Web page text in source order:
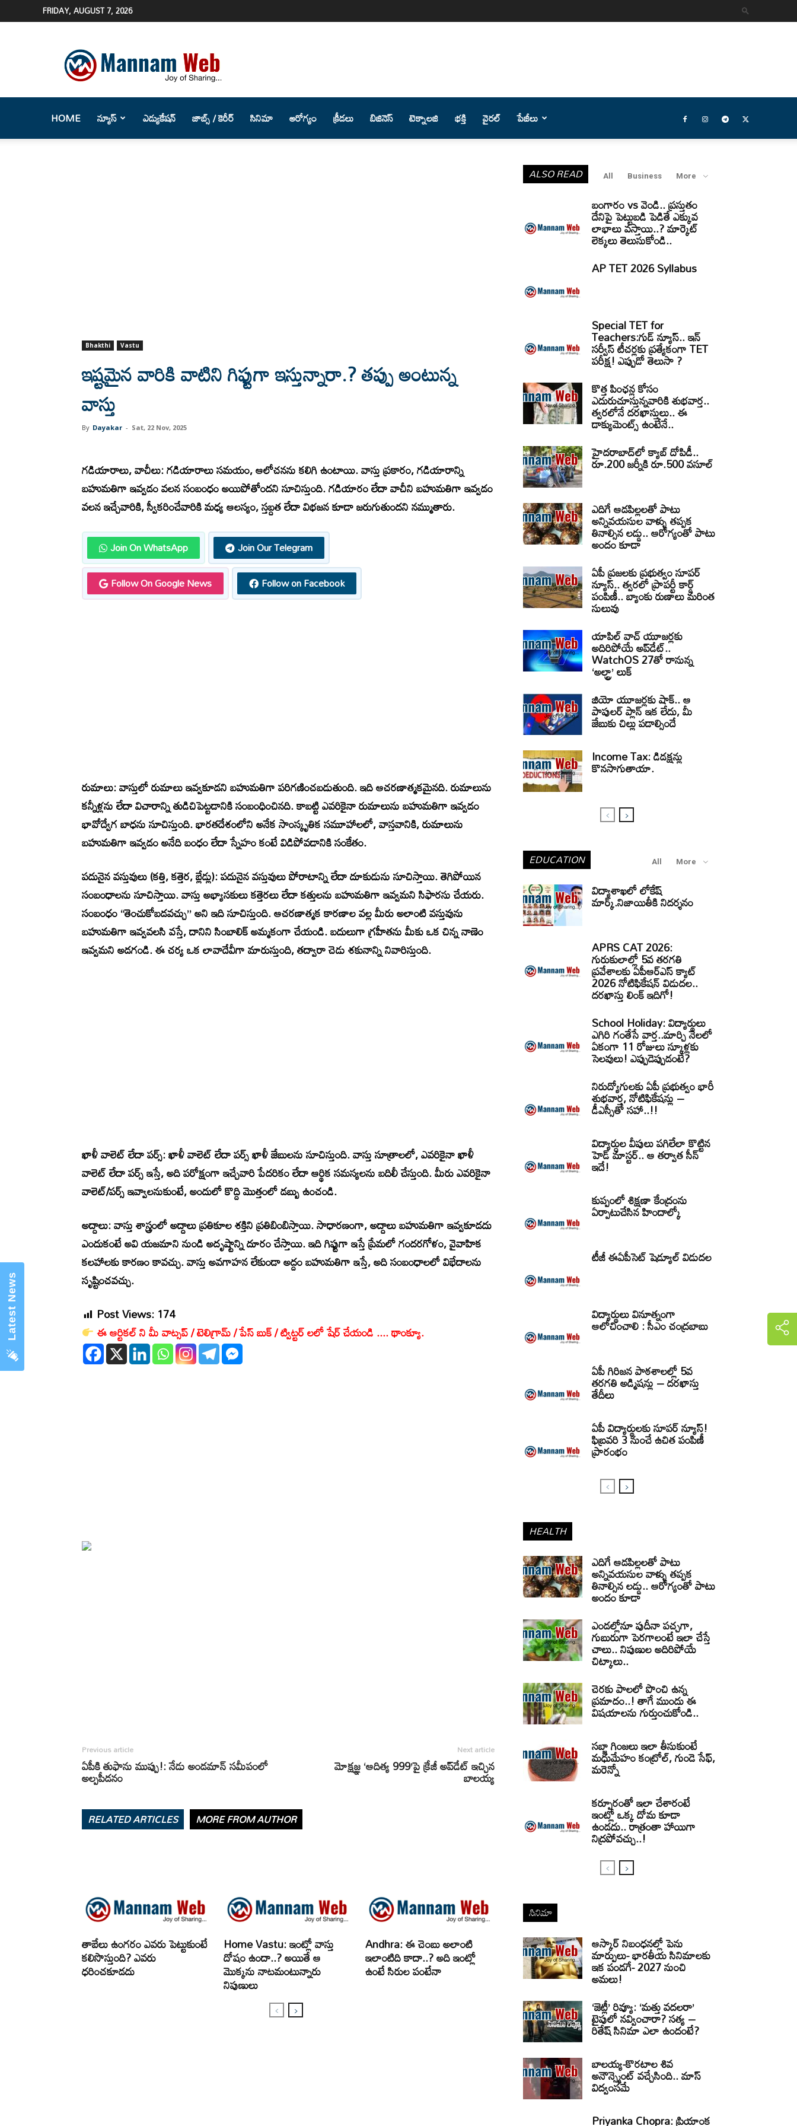
FRIDAY, AUGUST 7, 2026
Web
(మన్నం
News
HOME న్యూస్ ఎడ్యుకేషన్ జాబ్స్ / కెరీర్ సినిమా ఆరోగ్యం క్రీడలు బిజినెస్ టెక్నాలజి భక్తి వైరల్ పేజీలు
Bhakthi Vastu
ఇష్టమైన వారికి వాటిని గిఫ్టుగా ఇస్తున్నారా.? తప్పు అంటున్న
వాస్తు
By Dayakar - Sat, 22 Nov, 2025
గడియారాలు, వాచీలు: గడియారాలు సమయం, ఆలోచనను కలిగి ఉంటాయి. వాస్తు ప్రకారం, గడియారాన్ని
బహుమతిగా ఇవ్వడం వలన సంబంధం అయిపోతోందని సూచిస్తుంది. గడియారం లేదా వాచీని బహుమతిగా ఇవ్వడం
వలన ఇచ్చేవారికి, స్వీకరించేవారికి మధ్య ఆలస్యం, స్తబ్దత లేదా విభజన కూడా జరుగుతుందని నమ్ముతారు.
Join On WhatsApp
Join Our Telegram
Follow On Google News
Follow on Facebook
రుమాలు: వాస్తులో రుమాలు ఇవ్వకూడని బహుమతిగా పరిగణించబడుతుంది. ఇది ఆచరణాత్మకమైనది. రుమాలును
కన్నీళ్లను లేదా విచారాన్ని తుడిచిపెట్టడానికి సంబంధించినది. కాబట్టి ఎవరికైనా రుమాలును బహుమతిగా ఇవ్వడం
భావోద్వేగ బాధను సూచిస్తుంది. భారతదేశంలోని అనేక సాంస్కృతిక సమూహాలలో, వాస్తవానికి, రుమాలును
బహుమతిగా ఇవ్వడం అనేది బంధం లేదా స్నేహం కంటే విడిపోవడానికి సంకేతం.
పదునైన వస్తువులు (కత్తి, కత్తెర, బ్లేడ్లు): పదునైన వస్తువులు పోరాటాన్ని లేదా దూకుడును సూచిస్తాయి. తెగిపోయిన
సంబంధాలను సూచిస్తాయి. వాస్తు అభ్యాసకులు కత్తెరలు లేదా కత్తులను బహుమతిగా ఇవ్వమని సిఫారసు చేయరు.
సంబంధం “తెంచుకోబడవచ్చు” అని ఇది సూచిస్తుంది. ఆచరణాత్మక కారణాల వల్ల మీరు అలాంటి వస్తువును
బహుమతిగా ఇవ్వవలసి వస్తే, దానిని సింబాలిక్ అమ్మకంగా చేయండి. బదులుగా గ్రహీతను మీకు ఒక చిన్న నాణెం
ఇవ్వమని అడగండి. ఈ చర్య ఒక లావాదేవీగా మారుస్తుంది, తద్వారా చెడు శకునాన్ని నివారిస్తుంది.
ఖాళీ వాలెట్ లేదా పర్స్: ఖాళీ వాలెట్ లేదా పర్స్ ఖాళీ జేబులను సూచిస్తుంది. వాస్తు సూత్రాలలో, ఎవరికైనా ఖాళీ
వాలెట్ లేదా పర్స్ ఇస్తే, అది పరోక్షంగా ఇచ్చేవారి పేదరికం లేదా ఆర్థిక సమస్యలను బదిలీ చేస్తుంది. మీరు ఎవరికైనా
వాలెట్/పర్స్ ఇవ్వాలనుకుంటే, అందులో కొద్ది మొత్తంలో డబ్బు ఉంచండి.
అద్దాలు: వాస్తు శాస్త్రంలో అద్దాలు ప్రతికూల శక్తిని ప్రతిబింబిస్తాయి. సాధారణంగా, అద్దాలు బహుమతిగా ఇవ్వకూడదు
ఎందుకంటే అవి యజమాని నుండి అదృష్టాన్ని దూరం చేస్తాయి. ఇది గిఫ్టుగా ఇస్తే ప్రేమలో గందరగోళం, వైవాహిక
కలహాలకు కారణం కావచ్చు. వాస్తు అవగాహన లేకుండా అద్దం బహుమతిగా ఇస్తే, అది సంబంధాలలో విభేదాలను
సృష్టించవచ్చు.
Post Views:174
ఈ ఆర్టికల్ ని మీ వాట్సప్ / టెలిగ్రామ్ / పేస్ బుక్ / ట్విట్టర్ లలో షేర్ చేయండి .... థాంక్యూ.
Previous article
ఏపీకి తుఫాను ముప్పు!: నేడు అండమాన్ సమీపంలో
అల్పపీడనం
Next article
మోక్షజ్ఞ ‘ఆదిత్య 999’పై క్రేజీ అప్‌డేట్ ఇచ్చిన
బాలయ్య
RELATED ARTICLES MORE FROM AUTHOR
తాబేలు ఉంగరం ఎవరు పెట్టుకుంటే
కలిసొస్తుంది? ఎవరు
ధరించకూడదు
Home Vastu: ఇంట్లో వాస్తు
దోషం ఉందా..? అయితే ఆ
మొక్కను నాటమంటున్నారు
నిపుణులు
Andhra: ఈ చెంబు అలాంటి
ఇలాంటిది కాదా..? అది ఇంట్లో
ఉంటే సిరుల పంటేనా
ALSO READ All Business More
బంగారం vs వెండి.. ప్రస్తుతం
దేనిపై పెట్టుబడి పెడితే ఎక్కువ
లాభాలు వస్తాయి..? మార్కెట్
లెక్కలు తెలుసుకోండి..
AP TET 2026 Syllabus
Special TET for
Teachers:గుడ్ న్యూస్.. ఇన్
సర్వీస్ టీచర్లకు ప్రత్యేకంగా TET
పరీక్ష! ఎప్పుడో తెలుసా ?
కొత్త పింఛన్ల కోసం
ఎదురుచూస్తున్నవారికి శుభవార్త..
త్వరలోనే దరఖాస్తులు.. ఈ
డాక్యుమెంట్స్ ఉంటేనే..
హైదరాబాద్‌లో క్యాబ్‌ దోపిడీ..
రూ.200 జర్నీకి రూ.500 వసూల్
ఎదిగే ఆడపిల్లలతో పాటు
అన్నివయసుల వాళ్ళు తప్పక
తినాల్సిన లడ్డు.. ఆరోగ్యంతో పాటు
అందం కూడా
ఏపీ ప్రజలకు ప్రభుత్వం సూపర్
న్యూస్.. త్వరలో ప్రాపర్టీ కార్డ్
పంపిణీ.. బ్యాంకు రుణాలు మరింత
సులువు
యాపిల్ వాచ్ యూజర్లకు
అదిరిపోయే అప్‌డేట్..
WatchOS 27తో రానున్న
‘అల్ట్రా’ లుక్
జియో యూజర్లకు షాక్.. ఆ
పాపులర్ ప్లాన్ ఇక లేదు, మీ
జేబుకు చిల్లు పడాల్సిందే
Income Tax: డిడక్షన్లు
కొనసాగుతాయా.
EDUCATION All More
విద్యాశాఖలో లోకేష్
మార్క్.నిజాయితీకి నిదర్శనం
APRS CAT 2026:
గురుకులాల్లో 5వ తరగతి
ప్రవేశాలకు ఏపీఆర్‌ఎస్‌ క్యాట్‌
2026 నోటిఫికేషన్‌ విడుదల..
దరఖాస్తు లింక్‌ ఇదిగో!
School Holiday: విద్యార్థులు
ఎగిరి గంతేసే వార్త..మార్చి నెలలో
ఏకంగా 11 రోజులు స్కూళ్లకు
సెలవులు! ఎప్పుడెప్పుడంటే?
నిరుద్యోగులకు ఏపీ ప్రభుత్వం భారీ
శుభవార్త, నోటిఫికేషన్లు –
డీఎస్సీతో సహా..!!
విద్యార్ధుల వీపులు పగిలేలా కొట్టిన
హెడ్ మాస్టర్.. ఆ తర్వాత సీన్‌
ఇదే!
కుప్పంలో శిక్షణా కేంద్రంను
ఏర్పాటుచేసిన హిందాల్కో
టీజీ ఈఏపీసెట్‌ షెడ్యూల్‌ విడుదల
విద్యార్థులు వినూత్నంగా
ఆలోచించాలి : సీఎం చంద్రబాబు
ఏపీ గిరిజన పాఠశాలల్లో 5వ
తరగతి అడ్మిషన్లు – దరఖాస్తు
తేదీలు
ఏపీ విద్యార్థులకు సూపర్ న్యూస్!
ఫిబ్రవరి 3 నుంచే ఉచిత పంపిణీ
ప్రారంభం
HEALTH
ఎదిగే ఆడపిల్లలతో పాటు
అన్నివయసుల వాళ్ళు తప్పక
తినాల్సిన లడ్డు.. ఆరోగ్యంతో పాటు
అందం కూడా
ఎండల్లోనూ పుదీనా పచ్చగా,
గుబురుగా పెరగాలంటే ఇలా చేస్తే
చాలు.. నిపుణుల అదిరిపోయే
చిట్కాలు..
చెరకు పాలలో పొంచి ఉన్న
ప్రమాదం..! తాగే ముందు ఈ
విషయాలను గుర్తుంచుకోండి..
సబ్జా గింజలు ఇలా తీసుకుంటే
మధుమేహం కంట్రోల్, గుండె సేఫ్,
మరెన్నో
కర్పూరంతో ఇలా చేశారంటే
ఇంట్లో ఒక్క దోమ కూడా
ఉండదు.. రాత్రంతా హాయిగా
నిద్రపోవచ్చు..!
సినిమా
ఆస్కార్ నిబంధనల్లో పెను
మార్పులు- భారతీయ సినిమాలకు
ఇక పండగే- 2027 నుంచి
అమలు!
‘జెట్లీ’ రివ్యూ: ‘మత్తు వదలరా’
టైపులో నవ్వించారా? సత్య –
రితేష్ సినిమా ఎలా ఉందంటే?
బాలయ్య-కొరటాల శివ
అనౌన్స్మెంట్ వచ్చేసింది.. మాస్
విద్వంసమే
Priyanka Chopra: ప్రియాంక
Mannam Web (మన్నం వెబ్ )- Telugu